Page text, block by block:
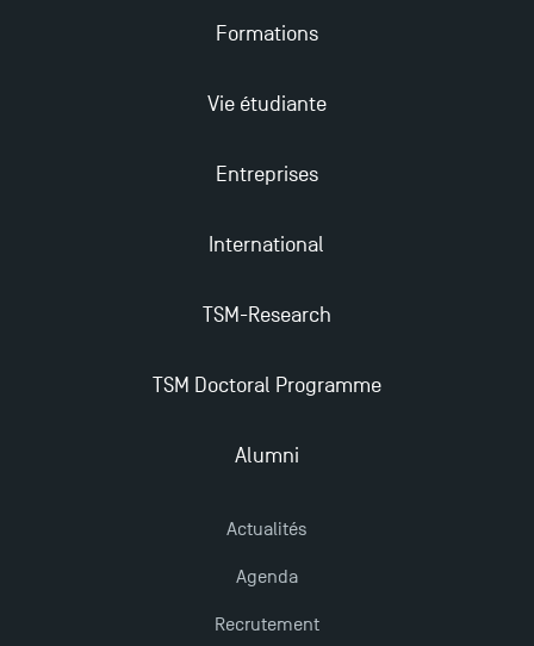
Formations
Vie étudiante
Entreprises
International
TSM-Research
TSM Doctoral Programme
Alumni
Actualités
Agenda
Recrutement